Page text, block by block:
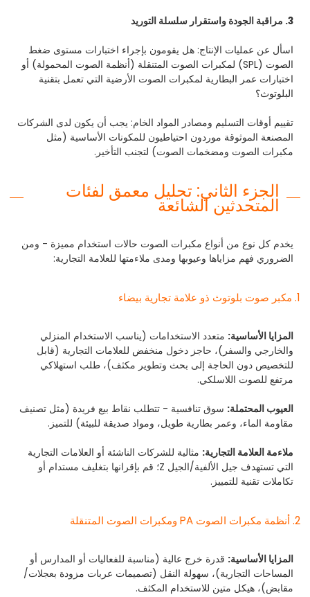
3. مراقبة الجودة واستقرار سلسلة التوريد
اسأل عن عمليات الإنتاج: هل يقومون بإجراء اختبارات مستوى ضغط
الصوت (SPL) لمكبرات الصوت المتنقلة (أنظمة الصوت المحمولة) أو
اختبارات عمر البطارية لمكبرات الصوت الأرضية التي تعمل بتقنية
البلوتوث؟
تقييم أوقات التسليم ومصادر المواد الخام: يجب أن يكون لدى الشركات
المصنعة الموثوقة موردون احتياطيون للمكونات الأساسية (مثل
مكبرات الصوت ومضخمات الصوت) لتجنب التأخير.
الجزء الثاني: تحليل معمق لفئات
المتحدثين الشائعة
يخدم كل نوع من أنواع مكبرات الصوت حالات استخدام مميزة - ومن
الضروري فهم مزاياها وعيوبها ومدى ملاءمتها للعلامة التجارية:
1. مكبر صوت بلوتوث ذو علامة تجارية بيضاء
المزايا الأساسية: متعدد الاستخدامات (يناسب الاستخدام المنزلي
والخارجي والسفر)، حاجز دخول منخفض للعلامات التجارية (قابل
للتخصيص دون الحاجة إلى بحث وتطوير مكثف)، طلب استهلاكي
مرتفع للصوت اللاسلكي.
العيوب المحتملة: سوق تنافسية - تتطلب نقاط بيع فريدة (مثل تصنيف
مقاومة الماء، وعمر بطارية طويل، ومواد صديقة للبيئة) للتميز.
ملاءمة العلامة التجارية: مثالية للشركات الناشئة أو العلامات التجارية
التي تستهدف جيل الألفية/الجيل Z؛ قم بإقرانها بتغليف مستدام أو
تكاملات تقنية للتمييز.
2. أنظمة مكبرات الصوت PA ومكبرات الصوت المتنقلة
المزايا الأساسية: قدرة خرج عالية (مناسبة للفعاليات أو المدارس أو
المساحات التجارية)، سهولة النقل (تصميمات عربات مزودة بعجلات/
مقابض)، هيكل متين للاستخدام المكثف.